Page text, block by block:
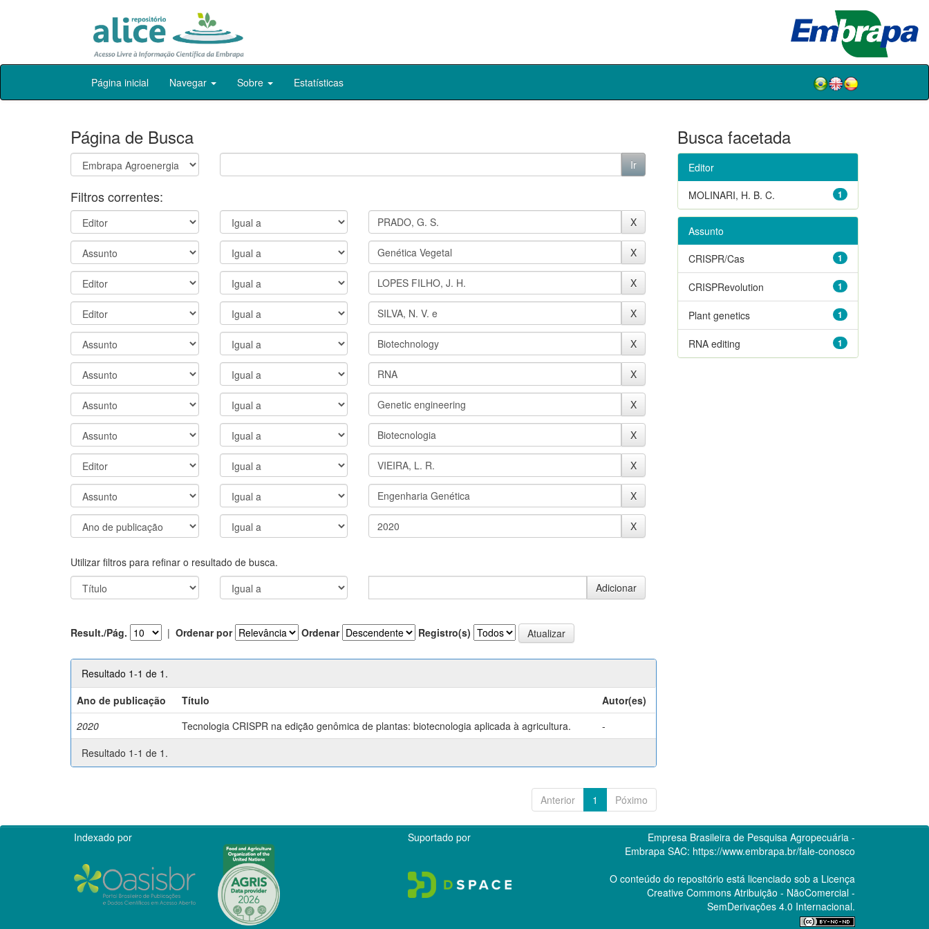
Skip
Página inicial Navegar Sobre Estatísticas
Página de Busca
Filtros correntes:
Utilizar filtros para refinar o resultado de busca.
Result./Pág. | Ordenar por Ordenar Registro(s)
Resultado 1-1 de 1.
Ano de publicação
Título
Autor(es)
2020
Tecnologia CRISPR na edição genômica de plantas: biotecnologia aplicada à agricultura.
-
Resultado 1-1 de 1.
Anterior 1 Póximo
Busca facetada
Editor
1
MOLINARI, H. B. C.
Assunto
1
CRISPR/Cas
1
CRISPRevolution
1
Plant genetics
1
RNA editing
Indexado por Suportado por
Empresa Brasileira de Pesquisa Agropecuária -
Embrapa SAC: https://www.embrapa.br/fale-conosco
O conteúdo do repositório está licenciado sob a Licença
Creative CommonsAtribuição - NãoComercial -
SemDerivações 4.0 Internacional.